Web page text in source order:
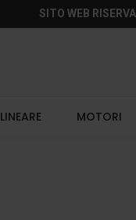
SITO WEB
LINEARE MOTORI